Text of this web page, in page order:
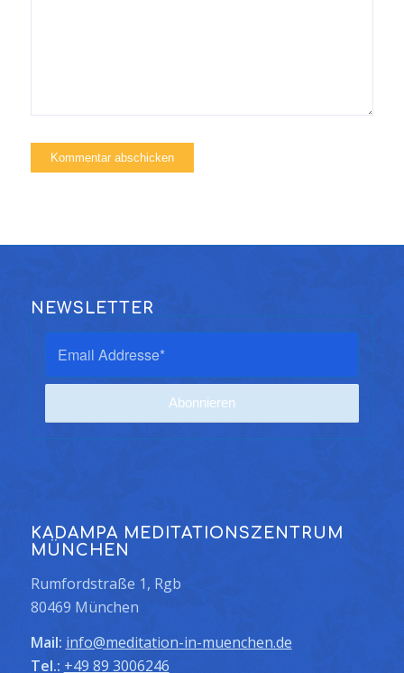
NEWSLETTER
KADAMPA MEDITATIONSZENTRUM
MÜNCHEN
Rumfordstraße 1, Rgb
80469 München
Mail: info@meditation-in-muenchen.de
Tel.: +49 89 3006246